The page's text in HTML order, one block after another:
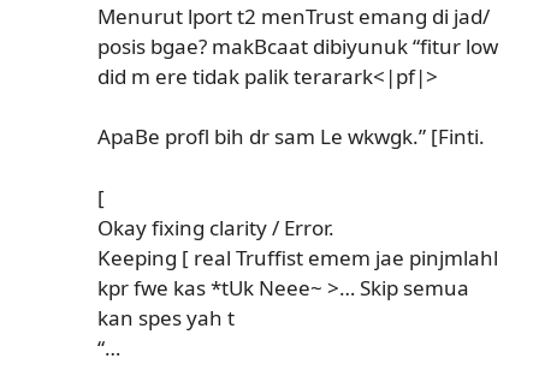
Menurut lport t2 menTrust emang di jad/
posis bgae? makBcaat dibiyunuk “fitur low
did m ere tidak palik terarark<|pf|>
ApaBe profl bih dr sam Le wkwgk.” [Finti.
[
Okay fixing clarity / Error.
Keeping [ real Truffist emem jae pinjmlahl
kpr fwe kas *tUk Neee~ >… Skip semua
kan spes yah t
“…